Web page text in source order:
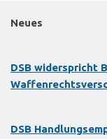
Neues
DSB widerspricht
DSB